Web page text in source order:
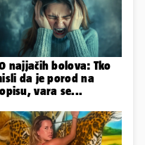
najjačih bolova: Tko
da je porod na
vara se...